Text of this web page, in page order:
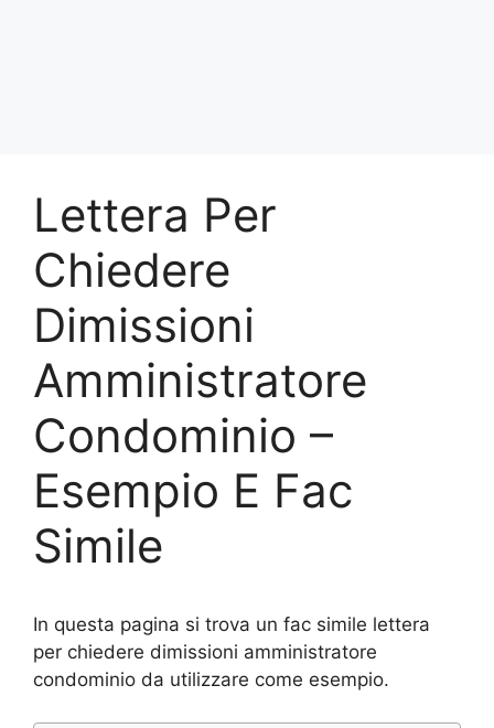
Lettera Per
Chiedere
Dimissioni
Amministratore
Condominio –
Esempio E Fac
Simile
In questa pagina si trova un fac simile lettera
per chiedere dimissioni amministratore
condominio da utilizzare come esempio.